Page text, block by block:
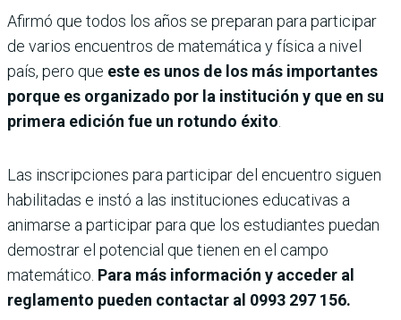
Afirmó que todos los años se preparan para participar
de varios encuentros de matemática y física a nivel
país, pero que este es unos de los más importantes
porque es organizado por la institución y que en su
primera edición fue un rotundo éxito.
Las inscripciones para participar del encuentro siguen
habilitadas e instó a las instituciones educativas a
animarse a participar para que los estudiantes puedan
demostrar el potencial que tienen en el campo
matemático. Para más información y acceder al
reglamento pueden contactar al 0993 297 156.